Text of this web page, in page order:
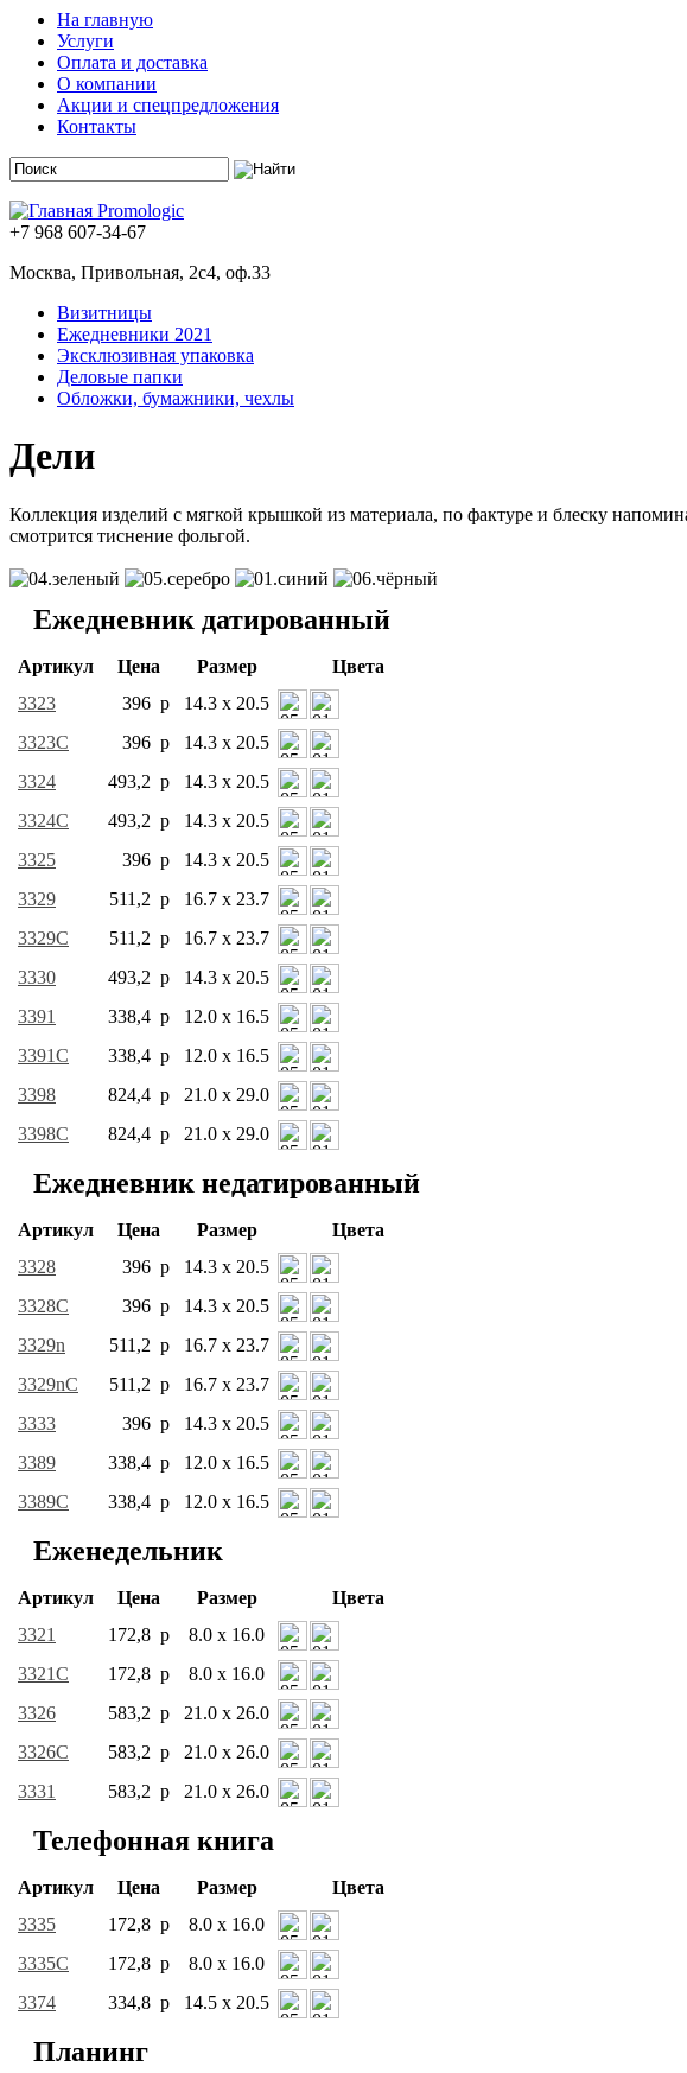
На главную
Услуги
Оплата и доставка
О компании
Акции и спецпредложения
Контакты
+7 968 607-34-67
Москва, Привольная, 2с4, оф.33
Визитницы
Ежедневники 2021
Эксклюзивная упаковка
Деловые папки
Обложки, бумажники, чехлы
Дели
Коллекция изделий с мягкой крышкой из материала, по фактуре и блеску
смотрится тиснение фольгой.
Ежедневник датированный
Артикул Цена Размер
Цвета
3323
396 р
14.3 x 20.5
3323C
396 р
14.3 x 20.5
3324
493,2 р
14.3 x 20.5
3324C
493,2 р
14.3 x 20.5
3325
396 р
14.3 x 20.5
3329
511,2 р
16.7 x 23.7
3329C
511,2 р
16.7 x 23.7
3330
493,2 р
14.3 x 20.5
3391
338,4 р
12.0 x 16.5
3391C
338,4 р
12.0 x 16.5
3398
824,4 р
21.0 x 29.0
3398C
824,4 р 21.0 x 29.0
Ежедневник недатированный
Артикул Цена Размер
Цвета
3328
396 р
14.3 x 20.5
3328C
396 р
14.3 x 20.5
3329n
511,2 р
16.7 x 23.7
3329nC
511,2 р
16.7 x 23.7
3333
396 р
14.3 x 20.5
3389
338,4 р
12.0 x 16.5
3389C
338,4 р 12.0 x 16.5
Еженедельник
Артикул Цена Размер
Цвета
3321
172,8 р
8.0 x 16.0
3321C
172,8 р
8.0 x 16.0
3326
583,2 р
21.0 x 26.0
3326C
583,2 р
21.0 x 26.0
3331
583,2 р 21.0 x 26.0
Телефонная книга
Артикул Цена Размер
Цвета
3335
172,8 р
8.0 x 16.0
3335C
172,8 р
8.0 x 16.0
3374
334,8 р 14.5 x 20.5
Планинг